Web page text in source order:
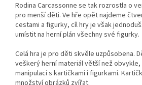
Rodina Carcassonne se tak rozrostla o
pro menší děti. Ve hře opět najdeme
cestami a figurky, cíl hry je však
umístit na herní plán všechny své figurky.
Celá hra je pro děti skvěle uzpůsobena.
veškerý herní materiál větší než obvykle,
manipulaci s kartičkami i figurkami.